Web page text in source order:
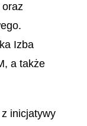
oraz
Izba
a także
inicjatywy